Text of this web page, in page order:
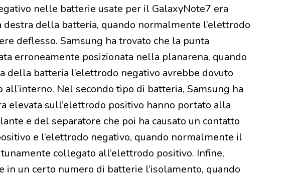
nelle batterie usate per il GalaxyNote7 era
destra della batteria, quando normalmente l’elettrodo
deflesso. Samsung ha trovato che la punta
erroneamente posizionata nella planarena, quando
della batteria l’elettrodo negativo avrebbe dovuto
Nel secondo tipo di batteria, Samsung ha
elevata sull’elettrodo positivo hanno portato alla
e del separatore che poi ha causato un contatto
e l’elettrodo negativo, quando normalmente il
collegato all’elettrodo positivo. Infine,
in un certo numero di batterie l’isolamento, quando